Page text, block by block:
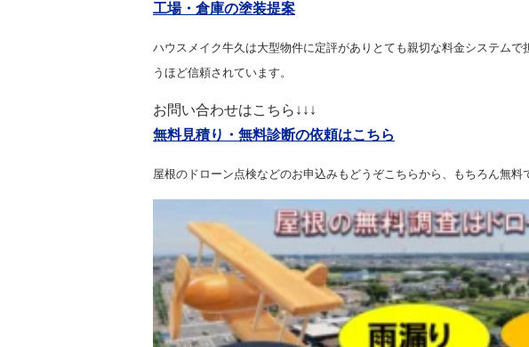
工場・倉庫の塗装提案
ハウスメイク牛久は大型物件に定評がありとても親切な料金システム
うほど信頼されています。
お問い合わせはこちら↓↓↓
無料見積り・無料診断の依頼はこちら
屋根のドローン点検などのお申込みもどうぞこちらから、もちろん無料